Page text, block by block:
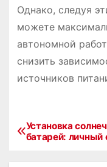
Однако, следуя
можете
автономной
снизить
источников
НУстановка
батарей: личный